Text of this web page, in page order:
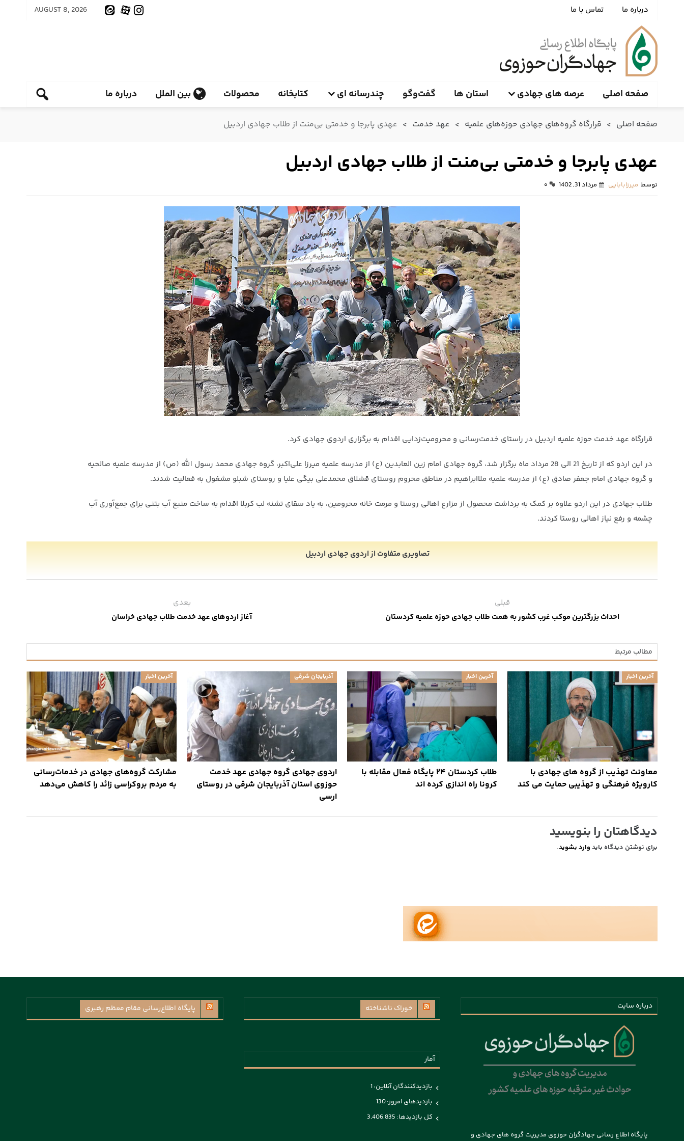
درباره ما تماس با ما AUGUST 8, 2026
صفحه اصلی عرصه های جهادی استان ها گفت‌وگو چندرسانه ای کتابخانه محصولات بین الملل درباره ما
صفحه اصلی > قرارگاه گروه‌های جهادی حوزه‌های علمیه > عهد خدمت > عهدی پابرجا و خدمتی بی‌منت از طلاب جهادی اردبیل
عهدی پابرجا و خدمتی بی‌منت از طلاب جهادی اردبیل
توسط میرزابابایی مرداد 31, 1402 ۰
قرارگاه عهد خدمت حوزه علمیه اردبیل در راستای خدمت‌رسانی و محرومیت‌زدایی اقدام به برگزاری اردوی جهادی کرد.
در این اردو که از تاریخ 21 الی 28 مرداد ماه برگزار شد، گروه جهادی امام زین العابدین (ع) از مدرسه علمیه میرزا علی‌اکبر، گروه جهادی محمد رسول الله (ص) از مدرسه علمیه صالحیه
و گروه جهادی امام جعفر صادق (ع) از مدرسه علمیه ملاابراهیم در مناطق محروم روستای قشلاق محمدعلی بیگی علیا و روستای شبلو مشغول به فعالیت شدند.
طلاب جهادی در این اردو علاوه بر کمک به برداشت محصول از مزارع اهالی روستا و مرمت خانه محرومین، به یاد سقای تشنه لب کربلا اقدام به ساخت منبع آب بتنی برای جمع‌آوری آب
چشمه و رفع نیاز اهالی روستا کردند.
تصاویری متفاوت از اردوی جهادی اردبیل
قبلی
احداث بزرگترین موکب غرب کشور به همت طلاب جهادی حوزه علمیه کردستان
بعدی
آغاز اردوهای عهد خدمت طلاب جهادی خراسان
مطالب مرتبط
آخرین اخبار
معاونت تهذیب از گروه های جهادی با
کارویژه فرهنگی و تهذیبی حمایت می کند
آخرین اخبار
طلاب کردستان ۲۴ پایگاه فعال مقابله با
کرونا راه اندازی کرده اند
آذربایجان شرقی
اردوی جهادی گروه جهادی عهد خدمت
حوزوی استان آذربایجان شرقی در روستای
ارسی
آخرین اخبار
مشارکت گروه‌های جهادی در خدمات‌رسانی
به مردم بروکراسی زائد را کاهش می‌دهد
دیدگاهتان را بنویسید
برای نوشتن دیدگاه باید وارد بشوید.
درباره سایت
پایگاه اطلاع رسانی جهادگران حوزوی مدیریت گروه های جهادی و
خوراک ناشناخته
آمار
بازدیدکنندگان آنلاین:1
بازدیدهای امروز:130
کل بازدیدها: 3,406,835
پايگاه اطلاع‌رسانی مقام معظم رهبری